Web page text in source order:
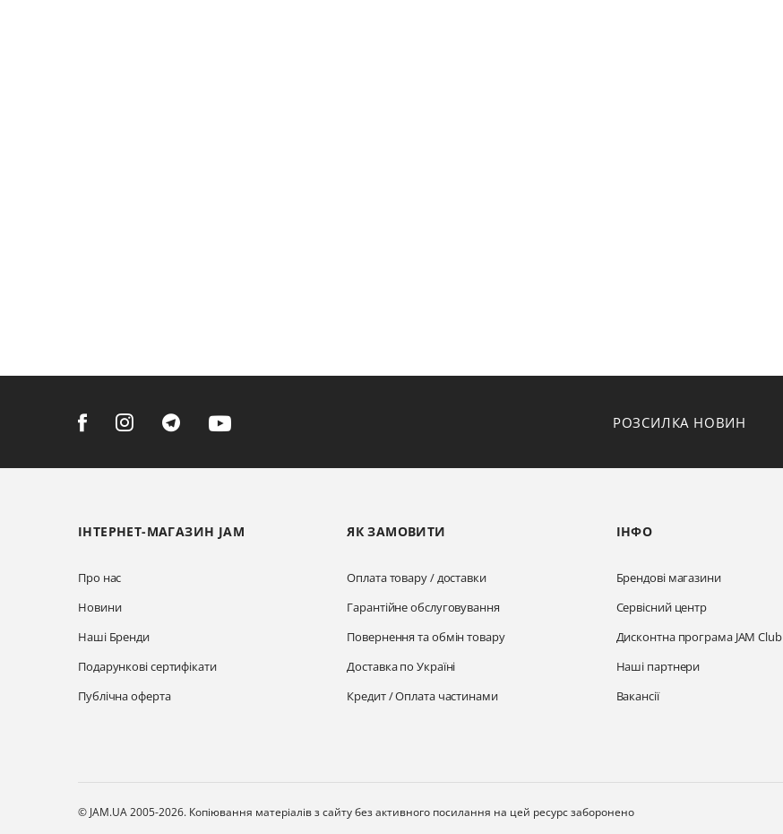
РОЗСИЛКА НОВИН
ІНТЕРНЕТ-МАГАЗИН JAM
Про нас
Новини
Наші Бренди
Подарункові сертифікати
Публічна оферта
ЯК ЗАМОВИТИ
Оплата товару / доставки
Гарантійне обслуговування
Повернення та обмін товару
Доставка по Україні
Кредит / Оплата частинами
ІНФО
Брендові магазини
Сервісний центр
Дисконтна програма JAM Club
Наші партнери
Вакансії
© JAM.UA 2005-2026. Копіювання матеріалів з сайту без активного посилання на цей ресурс заборонено